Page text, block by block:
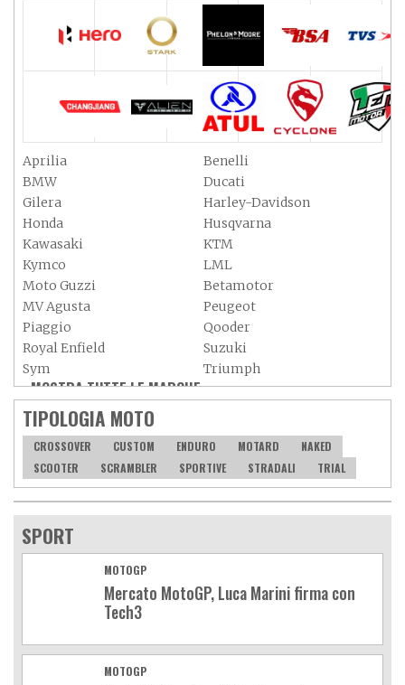
Aprilia
Benelli
BMW
Ducati
Gilera
Harley-Davidson
Honda
Husqvarna
Kawasaki
KTM
Kymco
LML
Moto Guzzi
Betamotor
MV Agusta
Peugeot
Piaggio
Qooder
Royal Enfield
Suzuki
Sym
Triumph
Vespa
Yamaha
Adiva
Aeon
Axy
Baotian
MOSTRA TUTTE LE MARCHE »
TIPOLOGIA MOTO
CROSSOVER CUSTOM ENDURO MOTARD
NAKED
SCOOTER
SCRAMBLER SPORTIVE STRADALI TRIAL
SPORT
MOTOGP
Mercato MotoGP, Luca Marini firma con
Tech3
MOTOGP